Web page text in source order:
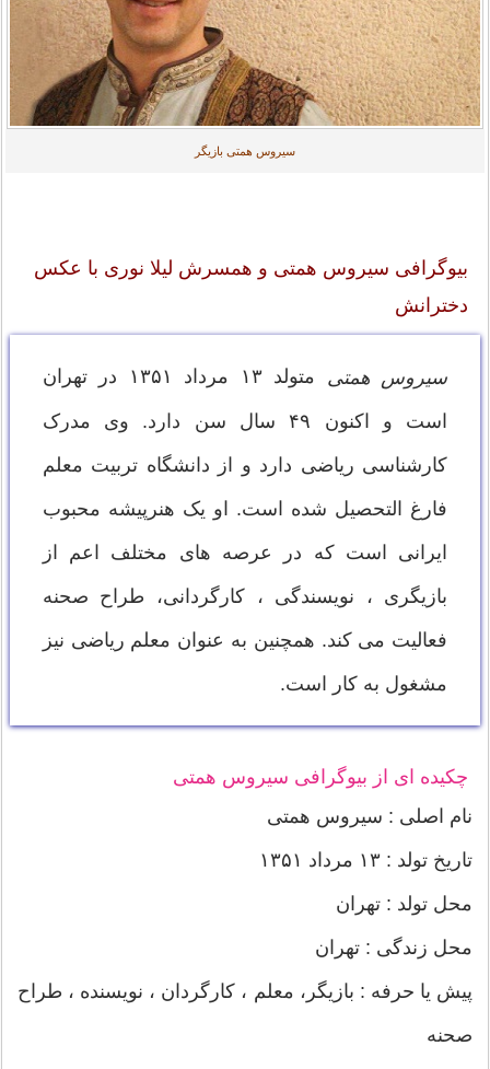
سیروس همتی بازیگر
بیوگرافی سیروس همتی و همسرش لیلا نوری با عکس
دخترانش
سیروس همتی متولد ۱۳ مرداد ۱۳۵۱ در تهران
است و اکنون ۴۹ سال سن دارد. وی مدرک
کارشناسی ریاضی دارد و از دانشگاه تربیت معلم
فارغ التحصیل شده است. او یک هنرپیشه محبوب
ایرانی است که در عرصه های مختلف اعم از
بازیگری ، نویسندگی ، کارگردانی، طراح صحنه
فعالیت می کند. همچنین به عنوان معلم ریاضی نیز
مشغول به کار است.
چکیده ای از بیوگرافی سیروس همتی
نام اصلی : سیروس همتی
تاریخ تولد : ۱۳ مرداد ۱۳۵۱
محل تولد : تهران
محل زندگی : تهران
پیش یا حرفه : بازیگر، معلم ، کارگردان ، نویسنده ، طراح
صحنه